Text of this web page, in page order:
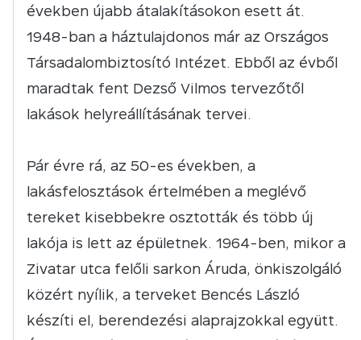
években újabb átalakításokon esett át.
1948-ban a háztulajdonos már az Országos
Társadalombiztosító Intézet. Ebből az évből
maradtak fent Dezső Vilmos tervezőtől
lakások helyreállításának tervei.
Pár évre rá, az 50-es években, a
lakásfelosztások értelmében a meglévő
tereket kisebbekre osztották és több új
lakója is lett az épületnek. 1964-ben, mikor a
Zivatar utca felőli sarkon Áruda, önkiszolgáló
közért nyílik, a terveket Bencés László
készíti el, berendezési alaprajzokkal együtt.